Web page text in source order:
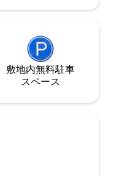
敷地内無料駐⁠車
ス⁠ペ⁠ー⁠ス